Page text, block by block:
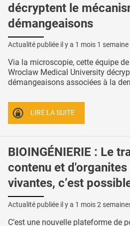
décryptent le
démangeaisons
Actualité publiée il y a 1 mois 1 semaine
Via la microscopie, cette équipe
Wroclaw Medical University
démangeaisons associées à la
LIRE LA SUITE
BIOINGÉNIERIE : Le
contenu et
vivantes, c’est
Actualité publiée il y a 1 mois 2
C’est une nouvelle plateforme de